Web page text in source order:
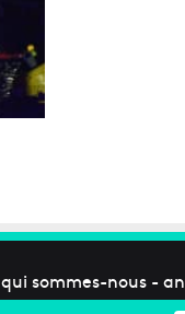
qui sommes-nous -